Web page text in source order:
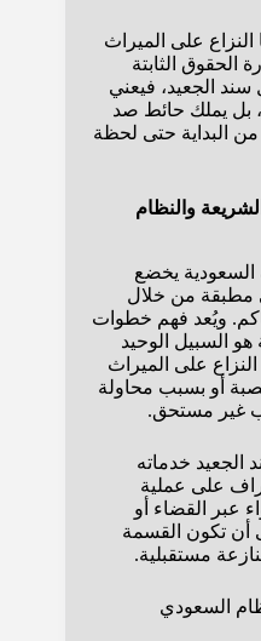
على الميراث
الحقوق الثابتة
الجعيد، فيعني
بل يملك حائط صد
البداية حتى لحظة
والنظام
السعودية يخضع
مطبقة من خلال
ويُعد فهم خطوات
السبيل الوحيد
على الميراث
أو بسبب محاولة
غير مستحق.
الجعيد خدماته
على عملية
عبر القضاء أو
أن تكون القسمة
مستقبلية.
السعودي